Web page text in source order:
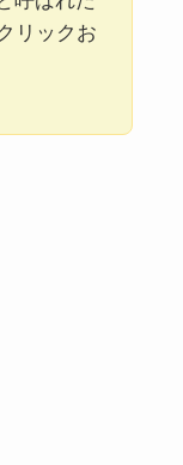
リックお